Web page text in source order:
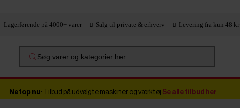
Lagerførende på 4000+ varer Salg til private & erhverv Levering fra kun 48 kr
Søg varer og kategorier her ...
Netop nu: Tilbud på udvalgte maskiner og værktøj Se alle tilbud her